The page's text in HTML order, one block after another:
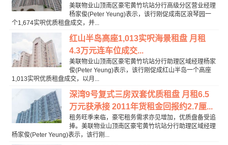
美联物业山顶南区豪宅黄竹坑站分行高级分区营业经理
杨家俊(Peter Yeung)表示，该行刚促成南区浪琴园一
个1,674实呎优质租盘成交，并...
红山半岛高座1,013实呎海景租盘 月租
4.3万元连车位成交...
美联物业山顶南区豪宅黄竹坑站分行助理区域经理杨家
俊(Peter Yeung)表示，该行刚促成红山半岛一个高座
1,013实呎优质租盘成交，以月...
深湾9号复式三房双套优质租盘 月租6.5
万元获承接 2011年货租金回报约2.7厘...
租务旺季来临，豪宅租务需求亦见增加，优质盘备受追
捧。美联物业山顶南区豪宅黄竹坑站分行助理区域经理
杨家俊(Peter Yeung)表示，该行刚...